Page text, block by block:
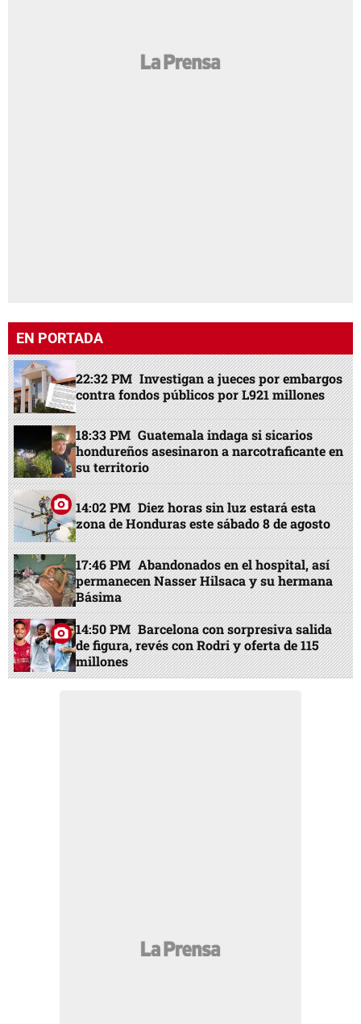
EN PORTADA
22:32 PM Investigan a jueces por embargos
contra fondos públicos por L921 millones
18:33 PM Guatemala indaga si sicarios
hondureños asesinaron a narcotraficante en
su territorio
14:02 PM Diez horas sin luz estará esta
zona de Honduras este sábado 8 de agosto
17:46 PM Abandonados en el hospital, así
permanecen Nasser Hilsaca y su hermana
Básima
14:50 PM Barcelona con sorpresiva salida
de figura, revés con Rodri y oferta de 115
millones